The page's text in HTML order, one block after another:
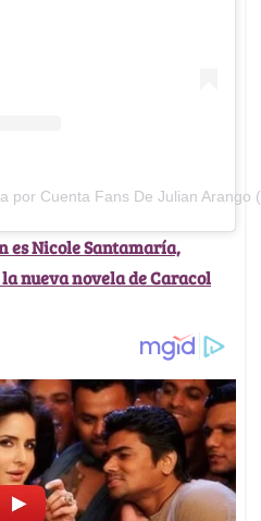
por Cuenta Fans De Julian Arango
es Nicole Santamaría,
nueva novela de Caracol